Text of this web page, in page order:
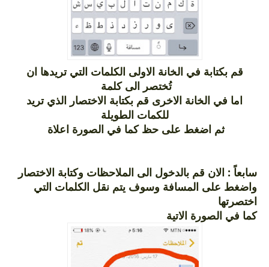
قم بكتابة في الخانة الاولى الكلمات التي تريدها ان
تُختصر الى كلمة
اما في الخانة الاخرى قم بكتابة الاختصار الذي تريد
للكمات الطويلة
ثم اضغط على حظ كما في الصورة اعلاة
سابعاً : الان قم بالدخول الى الملاحظات وكتابة الاختصار
واضغط على المسافة وسوف يتم نقل الكلمات التي
اختصرتها
كما في الصورة الاتية